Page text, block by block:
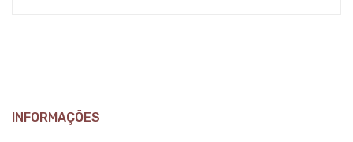
INFORMAÇÕES